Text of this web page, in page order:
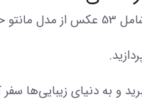
در اینجا شما را به تماشای مجموعه‌ای
و به دنیای زیبایی‌ها سفر